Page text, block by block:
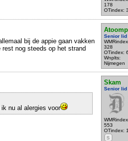
178
OTindex:
Atoomp
Senior lid
328
OTindex:
Wnplts:
Nijmegen
bij de appie gaan vakken
nog steeds op het strand
Skam
Senior lid
553
OTindex:
S
nu al alergies voor